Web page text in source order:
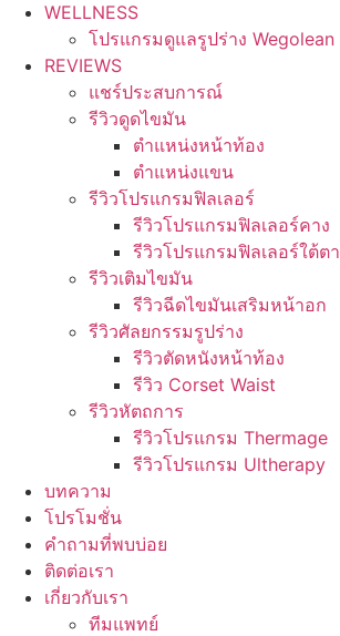
WELLNESS
โปรแกรมดูแลรูปร่าง Wegolean
REVIEWS
แชร์ประสบการณ์
รีวิวดูดไขมัน
ตำแหน่งหน้าท้อง
ตำแหน่งแขน
รีวิวโปรแกรมฟิลเลอร์
รีวิวโปรแกรมฟิลเลอร์คาง
รีวิวโปรแกรมฟิลเลอร์ใต้ตา
รีวิวเติมไขมัน
รีวิวฉีดไขมันเสริมหน้าอก
รีวิวศัลยกรรมรูปร่าง
รีวิวตัดหนังหน้าท้อง
รีวิว Corset Waist
รีวิวหัตถการ
รีวิวโปรแกรม Thermage
รีวิวโปรแกรม Ultherapy
บทความ
โปรโมชั่น
คำถามที่พบบ่อย
ติดต่อเรา
เกี่ยวกับเรา
ทีมแพทย์